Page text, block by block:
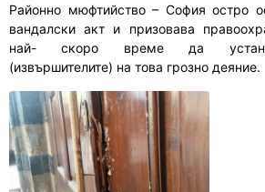
Районно мюфтийство – София остро
вандалски акт и призовава
най- скоро време да
(извършителите) на това грозно деяние.